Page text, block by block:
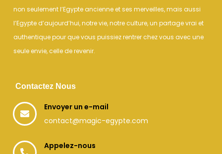
non seulement l’Egypte ancienne et ses merveilles, mais aussi
l’Egypte d’aujourd’hui, notre vie, notre culture, un partage vrai et
authentique pour que vous puissiez rentrer chez vous avec une
seule envie, celle de revenir.
Contactez Nous
Envoyer un e-mail
contact@magic-egypte.com
Appelez-nous